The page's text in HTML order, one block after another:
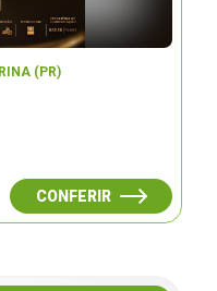
(PR)
CONFERIR